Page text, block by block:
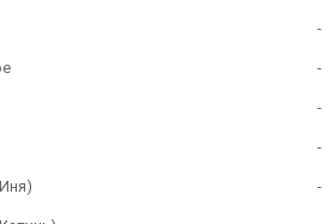
-
-
-
-
-